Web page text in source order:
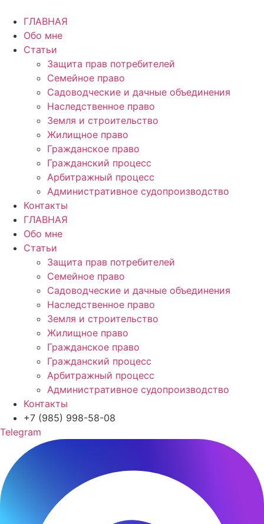
содержимому
ГЛАВНАЯ
Обо мне
Статьи
Защита прав потребителей
Семейное право
Садоводческие и дачные объединения
Наследственное право
Земля и строительство
Жилищное право
Гражданское право
Гражданский процесс
Арбитражный процесс
Административное судопроизводство
Контакты
ГЛАВНАЯ
Обо мне
Статьи
Защита прав потребителей
Семейное право
Садоводческие и дачные объединения
Наследственное право
Земля и строительство
Жилищное право
Гражданское право
Гражданский процесс
Арбитражный процесс
Административное судопроизводство
Контакты
+7 (985) 998-58-08
Telegram